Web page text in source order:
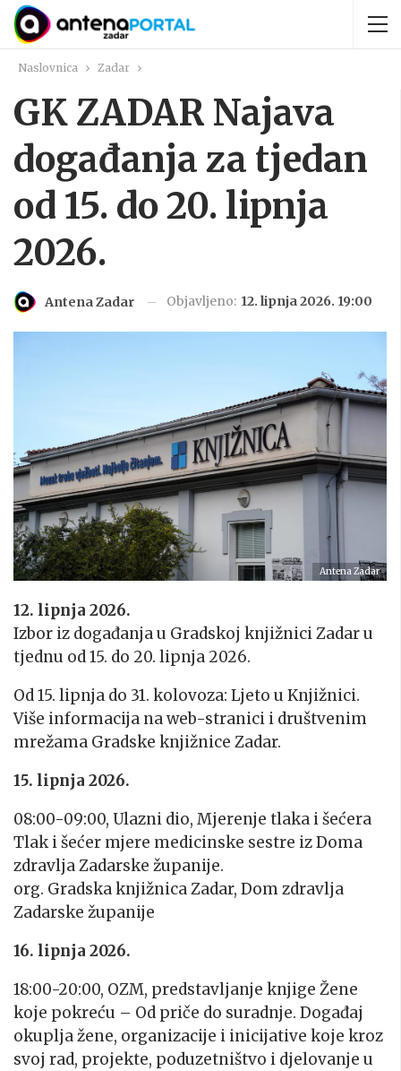
Naslovnica Zadar
GK ZADAR Najava
događanja za tjedan
od 15. do 20. lipnja
2026.
Antena Zadar Objavljeno: 12. lipnja 2026. 19:00
Antena Zadar
12. lipnja 2026.
Izbor iz događanja u Gradskoj knjižnici Zadar u
tjednu od 15. do 20. lipnja 2026.
Od 15. lipnja do 31. kolovoza: Ljeto u Knjižnici.
Više informacija na web-stranici i društvenim
mrežama Gradske knjižnice Zadar.
15. lipnja 2026.
08:00-09:00, Ulazni dio, Mjerenje tlaka i šećera
Tlak i šećer mjere medicinske sestre iz Doma
zdravlja Zadarske županije.
org. Gradska knjižnica Zadar, Dom zdravlja
Zadarske županije
16. lipnja 2026.
18:00-20:00, OZM, predstavljanje knjige Žene
koje pokreću – Od priče do suradnje. Događaj
okuplja žene, organizacije i inicijative koje kroz
svoj rad, projekte, poduzetništvo i djelovanje u